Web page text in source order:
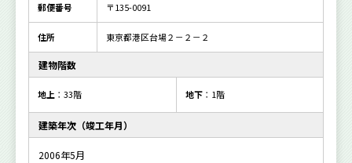
郵便番号 〒135-0091
住所 東京都港区台場２－２－２
建物階数
地上 ：33階 地下：1階
建築年次（竣工年月）
2006年5月